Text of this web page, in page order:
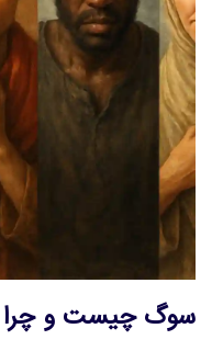
سوگ چیست و چرا